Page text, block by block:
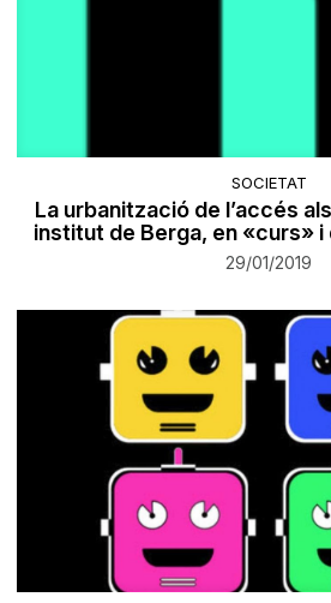
SOCIETAT
La urbanització de l’accés
institut de Berga, en «curs»
29/01/2019